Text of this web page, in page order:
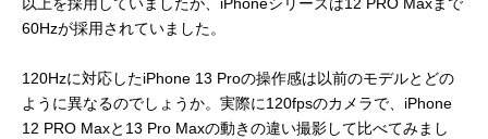
以上を採用していましたが、iPhoneシリーズは12 PRO Maxまで
60Hzが採用されていました。
120Hzに対応したiPhone 13 Proの操作感は以前のモデルとどの
ように異なるのでしょうか。実際に120fpsのカメラで、iPhone
12 PRO Maxと13 Pro Maxの動きの違い撮影して比べてみまし